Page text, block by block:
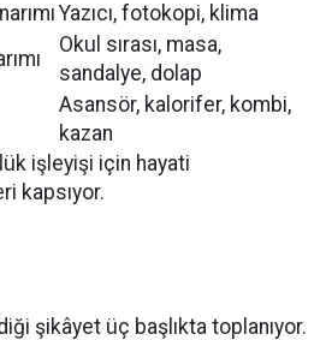
Yazıcı, fotokopi, klima
Okul sırası, masa,
sandalye, dolap
Asansör, kalorifer, kombi,
kazan
işleyişi için hayati
kapsıyor.
şikâyet üç başlıkta toplanıyor.